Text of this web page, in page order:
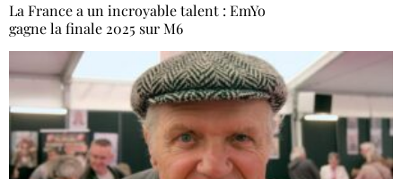
La France a un incroyable talent : EmYo
gagne la finale 2025 sur M6